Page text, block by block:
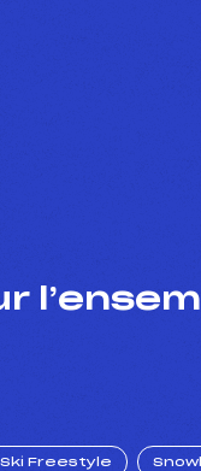
Ski Freestyle